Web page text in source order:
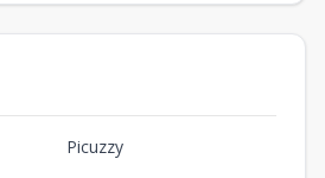
Picuzzy